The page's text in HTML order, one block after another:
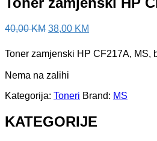
40,00KM Izvorna
bila
je:
40,00 KM.
38,00 KM
je:
38,00 KM.
Toner zamjenski HP CF217A, MS,
Nema na zalihi
Kategorija: Toneri Brand: MS
KATEGORIJE